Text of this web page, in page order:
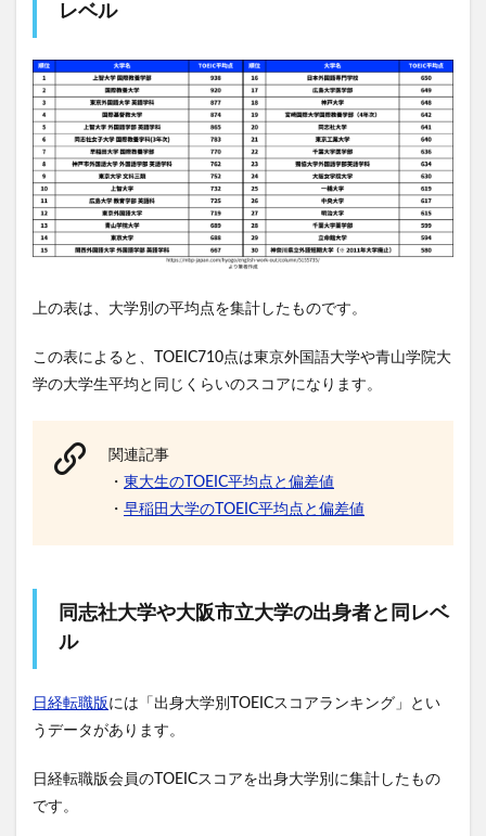
レベル
上の表は、大学別の平均点を集計したものです。
この表によると、TOEIC710点は東京外国語大学や青山学院大
学の大学生平均と同じくらいのスコアになります。
関連記事
・ 東大生のTOEIC平均点と偏差値
・ 早稲田大学のTOEIC平均点と偏差値
同志社大学や大阪市立大学の出身者と同レベ
ル
日経転職版 には「出身大学別TOEICスコアランキング」とい
うデータがあります。
日経転職版会員のTOEICスコアを出身大学別に集計したもの
です。